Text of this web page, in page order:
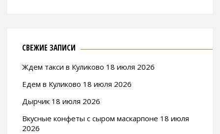
СВЕЖИЕ ЗАПИСИ
Ждем такси в Куликово 18 июля 2026
Едем в Куликово 18 июля 2026
Дырчик 18 июля 2026
Вкусные конфеты с сыром маскарпоне 18 июля
2026